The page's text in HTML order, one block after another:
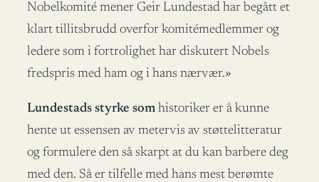
Nobelkomité mener Geir Lundestad har begått et
klart tillitsbrudd overfor komitémedlemmer og
ledere som i fortrolighet har diskutert Nobels
fredspris med ham og i hans nærvær.»
Lundestads styrke somhistoriker er å kunne
hente ut essensen av metervis av støttelitteratur
og formulere den så skarpt at du kan barbere deg
med den. Så er tilfelle med hans mest berømte